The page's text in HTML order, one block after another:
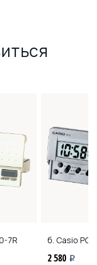
7R б. Casio PQ-
2 580 i